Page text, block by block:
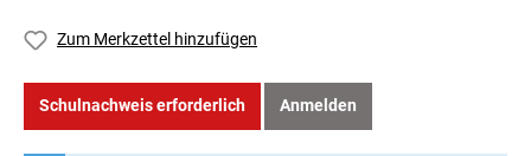
Zum Merkzettel hinzufügen
Schulnachweis erforderlich Anmelden